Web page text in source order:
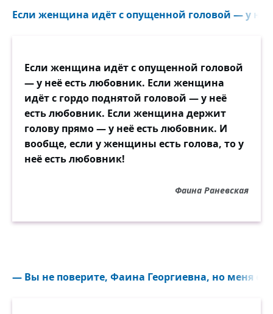
Если женщина идёт с опущенной головой — у
Если женщина идёт с опущенной головой
— у неё есть любовник. Если женщина
идёт с гордо поднятой головой — у неё
есть любовник. Если женщина держит
голову прямо — у неё есть любовник. И
вообще, если у женщины есть голова, то у
неё есть любовник!
Фаина Раневская
— Вы не поверите, Фаина Георгиевна, но меня